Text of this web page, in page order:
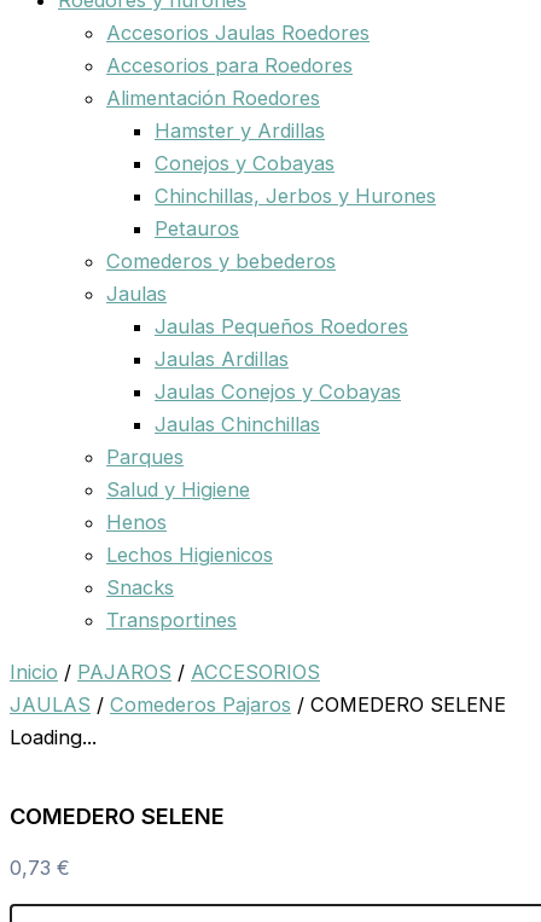
Accesorios Jaulas Roedores
Accesorios para Roedores
Alimentación Roedores
Hamster y Ardillas
Conejos y Cobayas
Chinchillas, Jerbos y Hurones
Petauros
Comederos y bebederos
Jaulas
Jaulas Pequeños Roedores
Jaulas Ardillas
Jaulas Conejos y Cobayas
Jaulas Chinchillas
Parques
Salud y Higiene
Henos
Lechos Higienicos
Snacks
Transportines
Inicio / PAJAROS / ACCESORIOS
JAULAS / Comederos Pajaros / COMEDERO SELENE
Loading...
COMEDERO SELENE
0,73 €